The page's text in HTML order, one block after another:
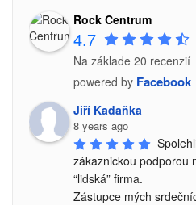
Rock Centrum
4.7
Na základe 20 recenzií
powered by Facebook
Jiří Kadaňka
8 years ago
zákaznickou podporou
“lidská” firma.
Zástupce mých